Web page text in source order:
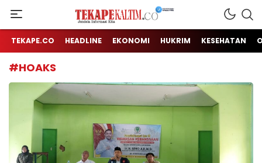
TEKAPE KALTIM
Jendela Informasi Kita
TEKAPE.CO HEADLINE EKONOMI HUKRIM KESEHATAN
#HOAKS